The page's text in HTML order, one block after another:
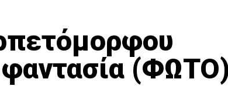
φαντασία (ΦΩΤΟ)